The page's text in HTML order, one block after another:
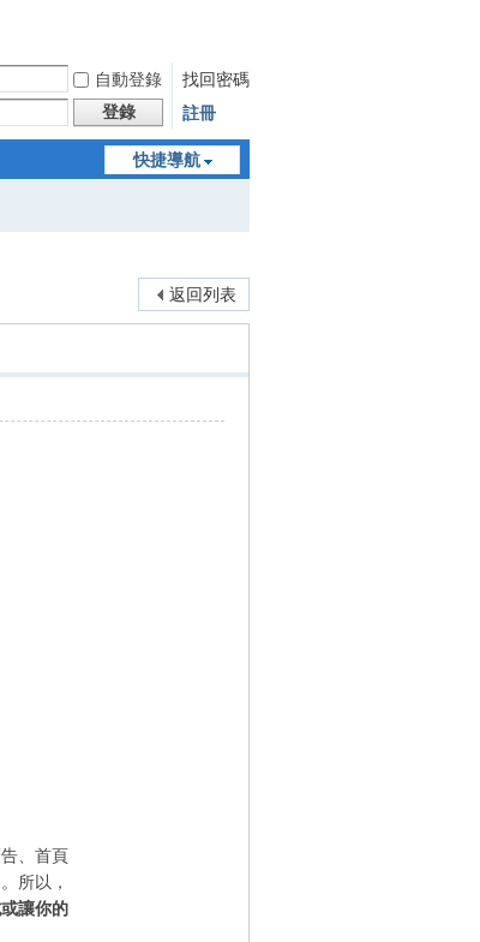
自動登錄
找回密碼
登錄 註冊
快捷導航
返回列表
、首頁
所以，
讓你的